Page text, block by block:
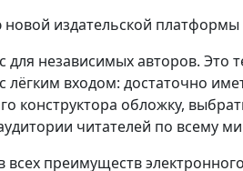
издательской платформы
для независимых авторов. Это
лёгким входом: достаточно
конструктора обложку,
читателей по всему
преимуществ